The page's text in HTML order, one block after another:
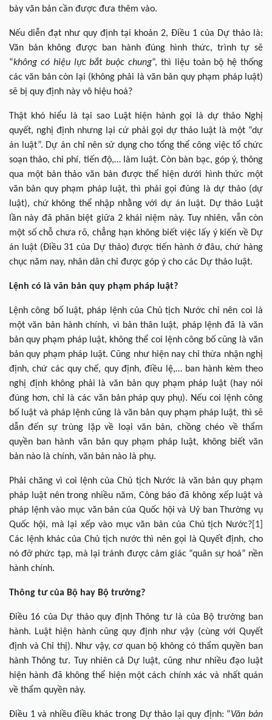
bày văn bản cần được đưa thêm vào.
Nếu diễn đạt như quy định tại khoản 2, Điều 1 của Dự thảo là:
Văn bản không được ban hành đúng hình thức, trình tự sẽ
“không có hiệu lực bắt buộc chung”, thì liệu toàn bộ hệ thống
các văn bản còn lại (không phải là văn bản quy phạm pháp luật)
sẽ bị quy định này vô hiệu hoá?
Thật khó hiểu là tại sao Luật hiện hành gọi là dự thảo Nghị
quyết, nghị định nhưng lại cứ phải gọi dự thảo luật là một “dự
án luật”. Dự án chỉ nên sử dụng cho tổng thể công việc tổ chức
soạn thảo, chi phí, tiến độ,… làm luật. Còn bàn bạc, góp ý, thông
qua một bản thảo văn bản được thể hiện dưới hình thức một
văn bản quy phạm pháp luật, thì phải gọi đúng là dự thảo (dự
luật), chứ không thể nhập nhằng với dự án luật. Dự thảo Luật
lần này đã phân biệt giữa 2 khái niệm này. Tuy nhiên, vẫn còn
một số chỗ chưa rõ, chẳng hạn không biết việc lấy ý kiến về Dự
án luật (Điều 31 của Dự thảo) được tiến hành ở đâu, chứ hàng
chục năm nay, nhân dân chỉ được góp ý cho các Dự thảo luật.
Lệnh có là văn bản quy phạm pháp luật?
Lệnh công bố luật, pháp lệnh của Chủ tịch Nước chỉ nên coi là
một văn bản hành chính, vì bản thân luật, pháp lệnh đã là văn
bản quy phạm pháp luật, không thể coi lệnh công bố cũng là văn
bản quy phạm pháp luật. Cũng như hiện nay chỉ thừa nhận nghị
định, chứ các quy chế, quy định, điều lệ,… ban hành kèm theo
nghị định không phải là văn bản quy phạm pháp luật (hay nói
đúng hơn, chỉ là các văn bản pháp quy phụ). Nếu coi lệnh công
bố luật và pháp lệnh cũng là văn bản quy phạm pháp luật, thì sẽ
dẫn đến sự trùng lặp về loại văn bản, chồng chéo về thẩm
quyền ban hành văn bản quy phạm pháp luật, không biết văn
bản nào là chính, văn bản nào là phụ.
Phải chăng vì coi lệnh của Chủ tịch Nước là văn bản quy phạm
pháp luật nên trong nhiều năm, Công báo đã không xếp luật và
pháp lệnh vào mục văn bản của Quốc hội và Uỷ ban Thường vụ
Quốc hội, mà lại xếp vào mục văn bản của Chủ tịch Nước? [1]
Các lệnh khác của Chủ tịch nước thì nên gọi là Quyết định, cho
nó đỡ phức tạp, mà lại tránh được cảm giác “quân sự hoá” nền
hành chính.
Thông tư của Bộ hay Bộ trưởng?
Điều 16 của Dự thảo quy định Thông tư là của Bộ trưởng ban
hành. Luật hiện hành cũng quy định như vậy (cùng với Quyết
định và Chỉ thị). Như vậy, cơ quan bộ không có thẩm quyền ban
hành Thông tư. Tuy nhiên cả Dự luật, cũng như nhiều đạo luật
hiện hành đã không thể hiện một cách chính xác và nhất quán
về thẩm quyền này.
Điều 1 và nhiều điều khác trong Dự thảo lại quy định: “Văn bản